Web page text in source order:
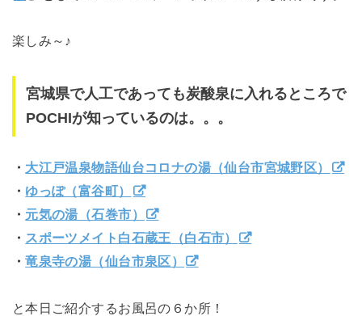
楽しみ～♪
宮城県で人工であっても炭酸泉に入れるところで
POCHIが知っているのは。。。
・ 大江戸温泉物語仙台コロナの湯（仙台市宮城野区）
・ ゆっぽ（富谷町）
・ 元気の湯（石巻市）
・ スポーツメイト白石蔵王（白石市）
・竜泉寺の湯（仙台市泉区）
と本日ご紹介するお風呂の６か所！